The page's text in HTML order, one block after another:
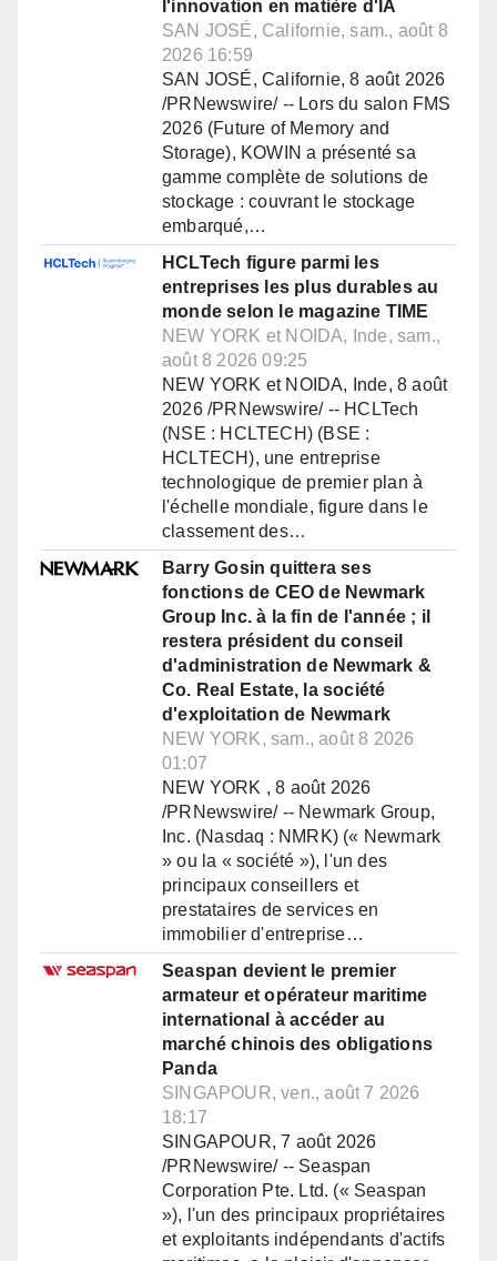
l'innovation en matière d'IA
SAN JOSÉ, Californie, sam., août 8
2026 16:59
SAN JOSÉ, Californie, 8 août 2026
/PRNewswire/ -- Lors du salon FMS
2026 (Future of Memory and
Storage), KOWIN a présenté sa
gamme complète de solutions de
stockage : couvrant le stockage
embarqué,…
HCLTech figure parmi les
entreprises les plus durables au
monde selon le magazine TIME
NEW YORK et NOIDA, Inde, sam.,
août 8 2026 09:25
NEW YORK et NOIDA, Inde, 8 août
2026 /PRNewswire/ -- HCLTech
(NSE : HCLTECH) (BSE :
HCLTECH), une entreprise
technologique de premier plan à
l'échelle mondiale, figure dans le
classement des…
Barry Gosin quittera ses
fonctions de CEO de Newmark
Group Inc. à la fin de l'année ; il
restera président du conseil
d'administration de Newmark &
Co. Real Estate, la société
d'exploitation de Newmark
NEW YORK, sam., août 8 2026
01:07
NEW YORK , 8 août 2026
/PRNewswire/ -- Newmark Group,
Inc. (Nasdaq : NMRK) (« Newmark
» ou la « société »), l'un des
principaux conseillers et
prestataires de services en
immobilier d'entreprise…
Seaspan devient le premier
armateur et opérateur maritime
international à accéder au
marché chinois des obligations
Panda
SINGAPOUR, ven., août 7 2026
18:17
SINGAPOUR, 7 août 2026
/PRNewswire/ -- Seaspan
Corporation Pte. Ltd. (« Seaspan
»), l'un des principaux propriétaires
et exploitants indépendants d'actifs